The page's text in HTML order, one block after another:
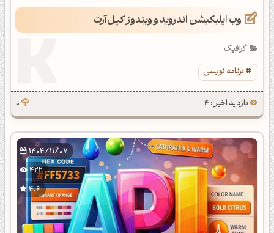
وب اپلیکیشن اندروید و ویندوز کپل‌آرت
گرافیک
برنامه نویسی
بازدید اخیر : 4 0
1404/11/07
422
4.6